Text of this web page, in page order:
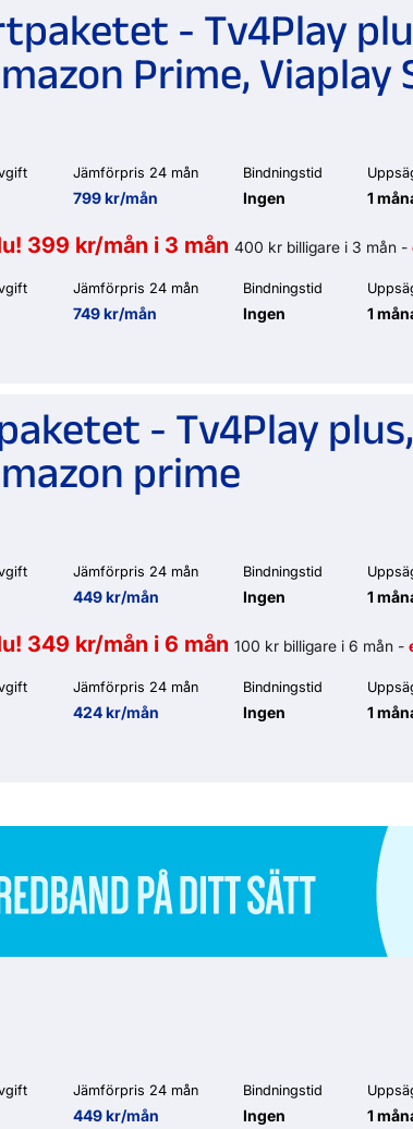
- Tv4Play
Prime, Viaplay
Jämförpris 24 mån
799 kr/mån
Bindningstid
Ingen 1
399 kr/mån i 3 mån 400 kr billigare i 3 mån -
Jämförpris 24 mån
749 kr/mån
Bindningstid
Ingen 1
- Tv4Play
prime
Jämförpris 24 mån
449 kr/mån
Bindningstid
Ingen 1
349 kr/mån i 6 mån 100 kr billigare i 6 mån -
Jämförpris 24 mån
424 kr/mån
Bindningstid
Ingen 1
Jämförpris 24 mån
449 kr/mån
Bindningstid
Ingen 1